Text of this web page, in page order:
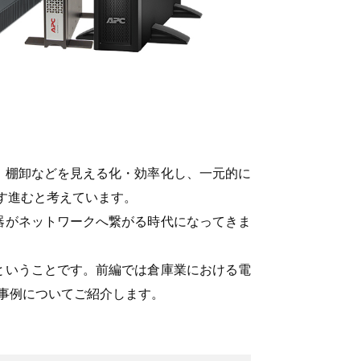
卸などを見える化・効率化し、一元的に
むと考えています。
ネットワークへ繋がる時代になってきま
うことです。前編では倉庫業における電
例についてご紹介します。